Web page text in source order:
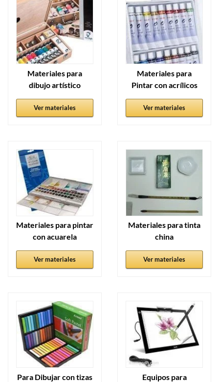
Materiales para
dibujo artístico
Ver materiales
Materiales para
Pintar con acrílicos
Ver materiales
Materiales para pintar
con acuarela
Ver materiales
Materiales para tinta
china
Ver materiales
Para Dibujar con tizas
Equipos para